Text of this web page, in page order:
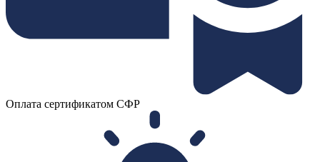
Оплата сертификатом СФР